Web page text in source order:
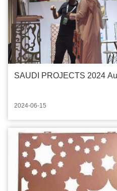
SAUDI PROJECTS 2024
2024-06-15